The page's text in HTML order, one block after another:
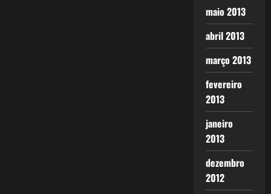
maio 2013
abril 2013
março 2013
fevereiro
2013
janeiro
2013
dezembro
2012